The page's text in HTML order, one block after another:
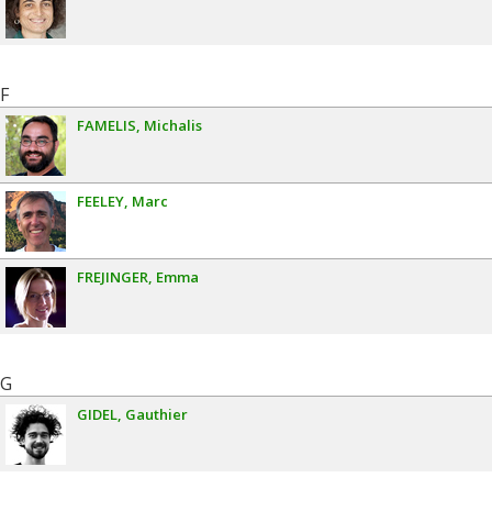
F
FAMELIS Michalis
FEELEY Marc
FREJINGER Emma
G
GIDEL Gauthier